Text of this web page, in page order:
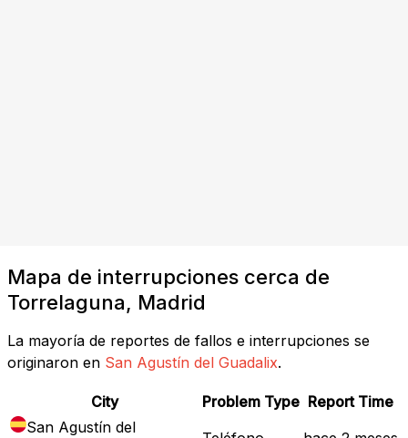
Mapa de interrupciones cerca de
Torrelaguna, Madrid
La mayoría de reportes de fallos e interrupciones se
originaron en San Agustín del Guadalix.
City Problem Type Report Time
San Agustín del